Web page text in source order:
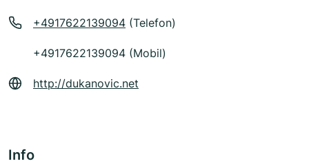
+4917622139094 (Telefon)
+4917622139094 (Mobil)
http://dukanovic.net
Info